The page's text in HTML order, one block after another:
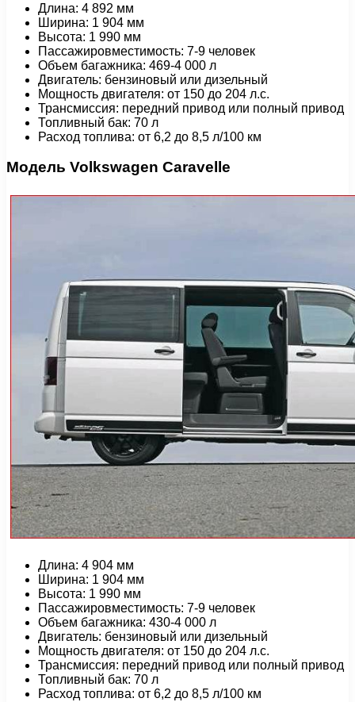
Длина: 4 892 мм
Ширина: 1 904 мм
Высота: 1 990 мм
Пассажировместимость: 7-9 человек
Объем багажника: 469-4 000 л
Двигатель: бензиновый или дизельный
Мощность двигателя: от 150 до 204 л.с.
Трансмиссия: передний привод или полный привод
Топливный бак: 70 л
Расход топлива: от 6,2 до 8,5 л/100 км
Модель Volkswagen Caravelle
Длина: 4 904 мм
Ширина: 1 904 мм
Высота: 1 990 мм
Пассажировместимость: 7-9 человек
Объем багажника: 430-4 000 л
Двигатель: бензиновый или дизельный
Мощность двигателя: от 150 до 204 л.с.
Трансмиссия: передний привод или полный привод
Топливный бак: 70 л
Расход топлива: от 6,2 до 8,5 л/100 км